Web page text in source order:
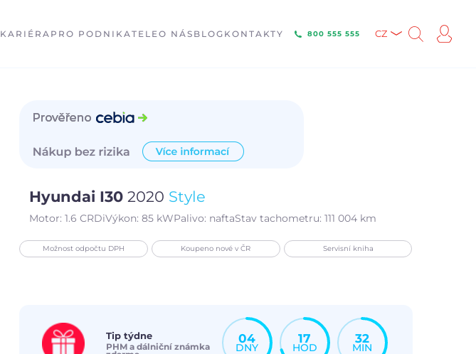
KARIÉRA PRO PODNIKATELE O NÁS BLOG KONTAKTY 800 555 555 CZ
Hyundai I302020 Style
Motor: 1.6 CRDiVýkon: 85 kWPalivo: naftaStav tachometru: 111 004 km
Možnost odpočtu DPH Koupeno nové v ČR Servisní kniha
Tip týdne
PHM a dálniční známka
04
DNY
17
HOD
32
MIN